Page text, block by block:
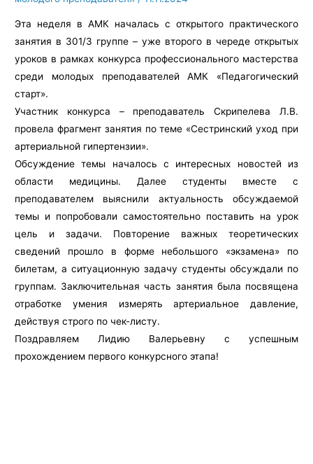
Эта неделя в АМК началась с открытого практического
занятия в 301/3 группе – уже второго в череде открытых
уроков в рамках конкурса профессионального мастерства
среди молодых преподавателей АМК «Педагогический
старт».
Участник конкурса – преподаватель Скрипелева Л.В.
провела фрагмент занятия по теме «Сестринский уход при
артериальной гипертензии».
Обсуждение темы началось с интересных новостей из
области медицины. Далее студенты вместе с
преподавателем выяснили актуальность обсуждаемой
темы и попробовали самостоятельно поставить на урок
цель и задачи. Повторение важных теоретических
сведений прошло в форме небольшого «экзамена» по
билетам, а ситуационную задачу студенты обсуждали по
группам. Заключительная часть занятия была посвящена
отработке умения измерять артериальное давление,
действуя строго по чек-листу.
Поздравляем Лидию Валерьевну с успешным
прохождением первого конкурсного этапа!